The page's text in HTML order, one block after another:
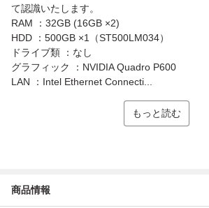
て認識いたします。
RAM ：32GB (16GB ×2)
HDD ：500GB ×1（ST500LM034）
ドライブ類 ：なし
グラフィック ：NVIDIA Quadro P600
LAN ：Intel Ethernet Connecti...
もっと読む
商品情報